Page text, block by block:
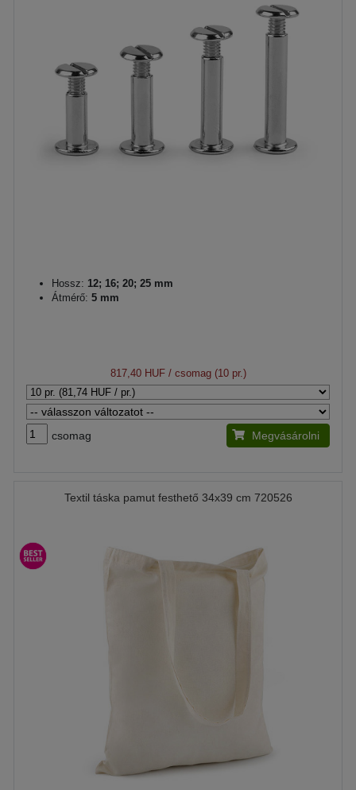
Hossz: 12; 16; 20; 25 mm
Átmérő: 5 mm
817,40 HUF/ csomag (10 pr.)
csomag Megvásárolni
Textil táska pamut festhető 34x39 cm 720526